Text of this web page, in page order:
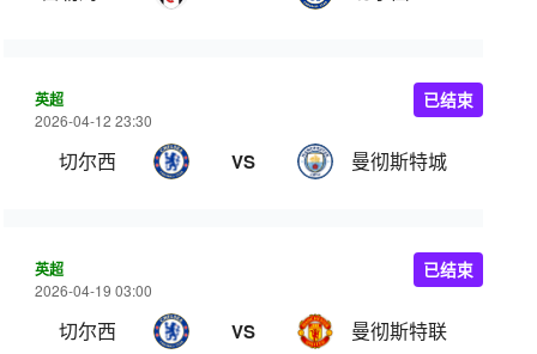
英超
2026-04-12 23:30
切尔西 VS 曼彻斯特城
已结束
英超
2026-04-19 03:00
切尔西 VS 曼彻斯特联
已结束